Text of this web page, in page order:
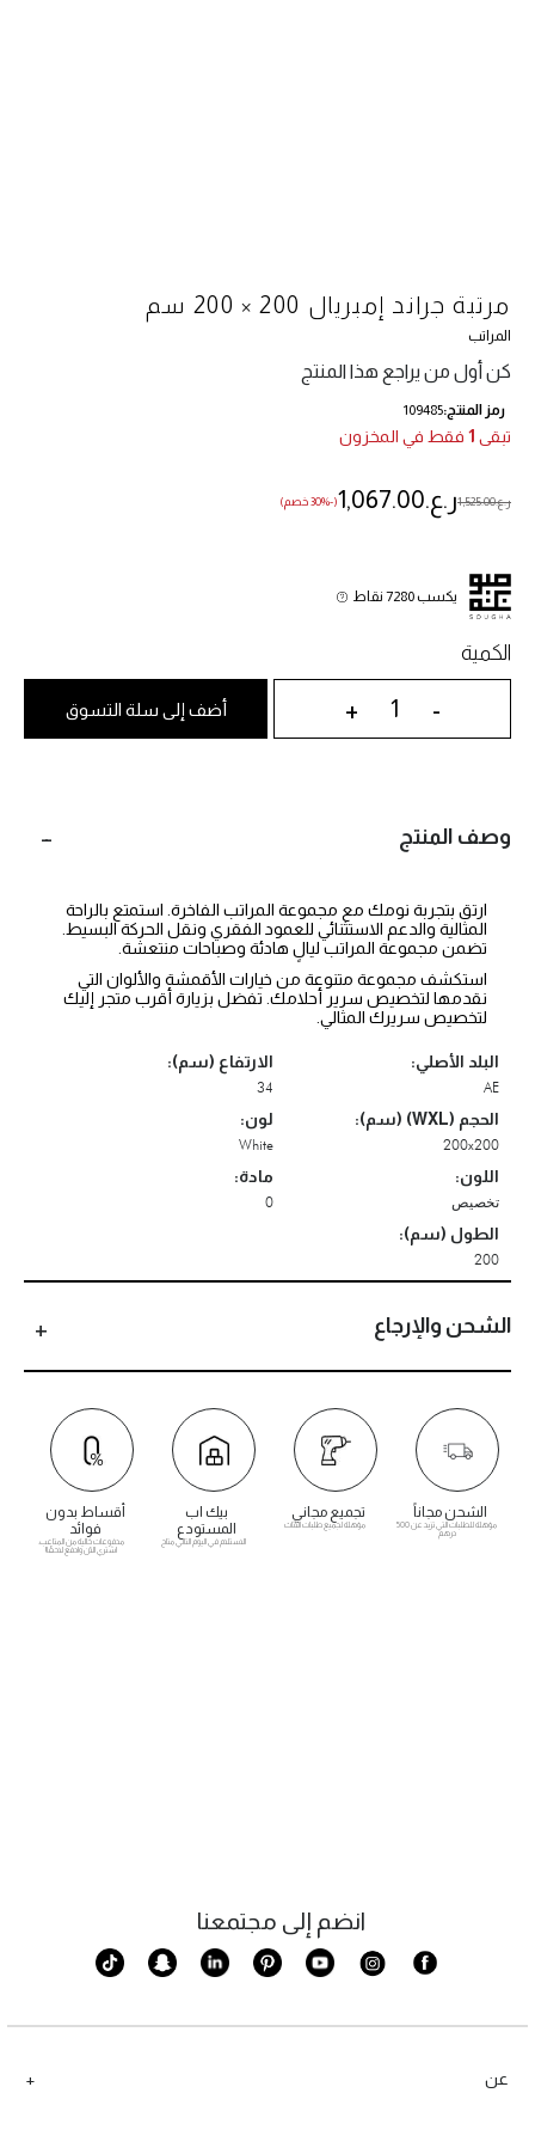
مرتبة جراند إمبريال 200 × 200 سم
المراتب
كن أول من يراجع هذا المنتج
رمز المنتج 109485
تبقى 1 فقط في المخزون
ر.ع.‏1,067.00 (-30% خصم) ر.ع.‏1,525.00
الكمية
-
+ أضف إلى سلة التسوق
يكسب 7280 نقاط
وصف المنتج
ارتق بتجربة نومك مع مجموعة المراتب الفاخرة. استمتع بالراحة
المثالية والدعم الاستثنائي للعمود الفقري ونقل الحركة البسيط.
تضمن مجموعة المراتب ليالٍ هادئة وصباحات منتعشة.
استكشف مجموعة متنوعة من خيارات الأقمشة والألوان التي
نقدمها لتخصيص سرير أحلامك. تفضل بزيارة أقرب متجر إليك
لتخصيص سريرك المثالي.
البلد الأصلي:
AE
الارتفاع (سم):
34
الحجم (WXL) (سم):
200x200
لون:
White
اللون:
تخصيص
مادة:
0
الطول (سم):
200
الشحن والإرجاع
الشحن مجاناً
مؤهلة للطلبات التي تزيد عن 500
درهم
تجميع مجاني
مؤهلة لجميع طلبات الأثاث
بيك اب
المستودع
الاستلام في اليوم التالي متاح
أقساط بدون
فوائد
مدفوعات خالية من المتاعب.
اشتري الآن وادفع لاحقًا!
عن
انضم إلى مجتمعنا